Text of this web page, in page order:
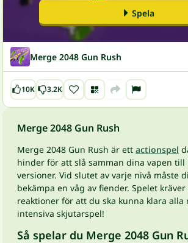
Spela
Merge 2048 Gun Rush
10K 3.2K
Merge 2048 Gun Rush
Merge 2048 Gun Rush är ett actionspel
hinder för att slå samman dina vapen
versioner. Vid slutet av varje nivå måste
bekämpa en våg av fiender. Spelet
reaktioner för att du ska kunna klara alla
intensiva skjutarspel!
Så spelar du Merge 2048 Gun